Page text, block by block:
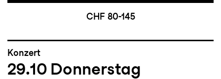
CHF 80-145
Konzert
29.10 Donnerstag